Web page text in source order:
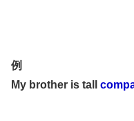
例
My brother is tall